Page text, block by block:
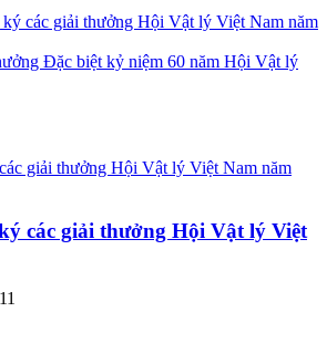
ký các giải thưởng Hội Vật lý Việt Nam năm
Đặc biệt kỷ niệm 60 năm Hội Vật lý
các giải thưởng Hội Vật lý Việt